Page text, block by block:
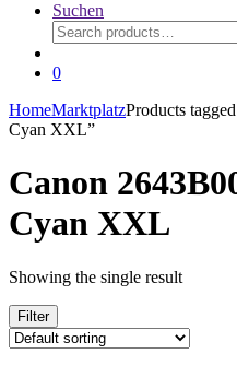
Suchen
Search
for:
0
HomeMarktplatzProducts
Cyan XXL”
Canon
Cyan XXL
Showing the single result
Filter